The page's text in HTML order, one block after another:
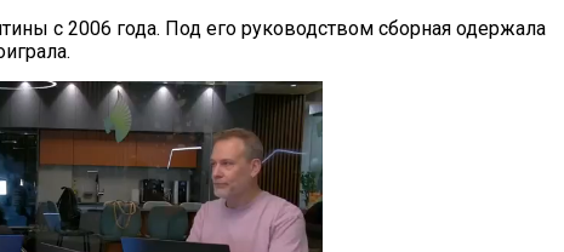
с 2006 года. Под его руководством сборная одержала